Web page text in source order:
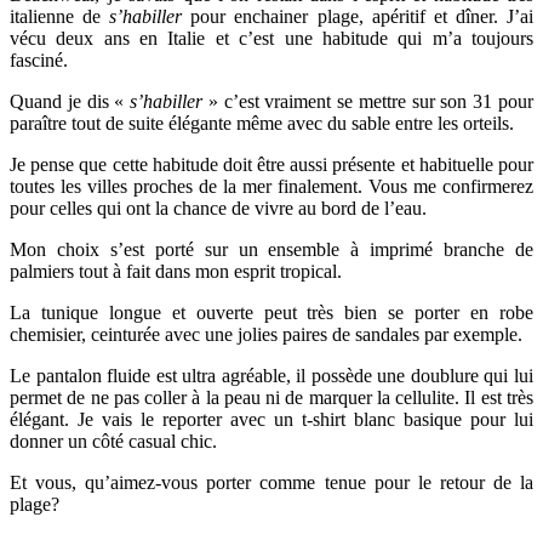
italienne des’habillerpour enchainer plage, apéritif et dîner. J’ai
vécu deux ans en Italie et c’est une habitude qui m’a toujours
fasciné.
Quand je dis «s’habiller» c’est vraiment se mettre sur son 31 pour
paraître tout de suite élégante même avec du sable entre les orteils.
Je pense que cette habitude doit être aussi présente et habituelle pour
toutes les villes proches de la mer finalement. Vous me confirmerez
pour celles qui ont la chance de vivre au bord de l’eau.
Mon choix s’est porté sur un ensemble à imprimé branche de
palmiers tout à fait dans mon esprit tropical.
La tunique longue et ouverte peut très bien se porter en robe
chemisier, ceinturée avec une jolies paires de sandales par exemple.
Le pantalon fluide est ultra agréable, il possède une doublure qui lui
permet de ne pas coller à la peau ni de marquer la cellulite. Il est très
élégant. Je vais le reporter avec un t-shirt blanc basique pour lui
donner un côté casual chic.
Et vous, qu’aimez-vous porter comme tenue pour le retour de la
plage?